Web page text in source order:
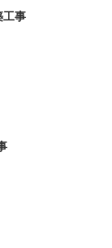
工事